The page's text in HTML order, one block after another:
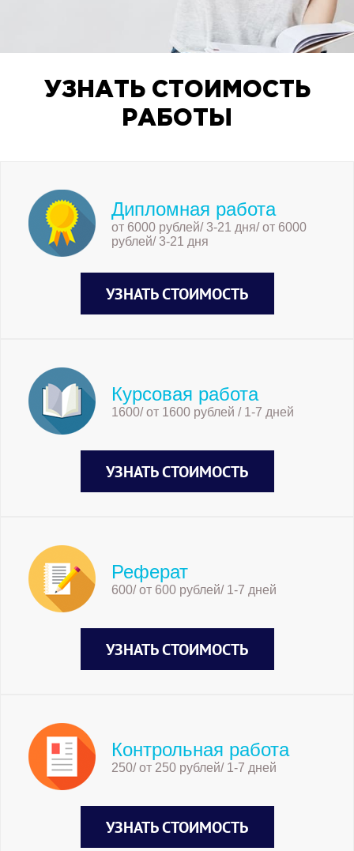
УЗНАТЬ СТОИМОСТЬ
РАБОТЫ
Дипломная работа
от 6000 рублей/ 3-21 дня/ от 6000
рублей/ 3-21 дня
УЗНАТЬ СТОИМОСТЬ
Курсовая работа
1600/ от 1600 рублей / 1-7 дней
УЗНАТЬ СТОИМОСТЬ
Реферат
600/ от 600 рублей/ 1-7 дней
УЗНАТЬ СТОИМОСТЬ
Контрольная работа
250/ от 250 рублей/ 1-7 дней
УЗНАТЬ СТОИМОСТЬ